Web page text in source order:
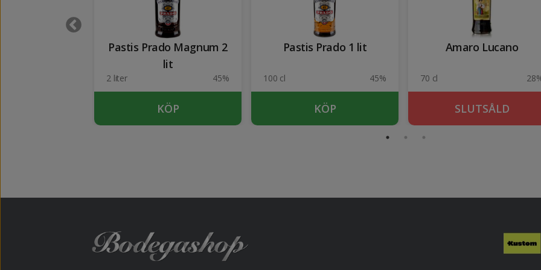
Pastis Prado Magnum 2
lit
2 liter 45%
KÖP
Pastis Prado 1 lit
100 cl 45%
KÖP
Amaro Lucano
70 cl
SLUTSÅLD